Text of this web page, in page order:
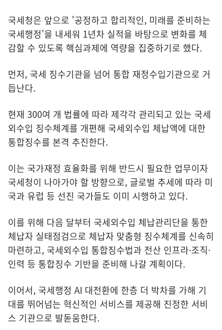
국세청은 앞으로 '공정하고 합리적인, 미래를 준비하는
국세행정'을 내세워 1년차 실적을 바탕으로 변화를 체
감할 수 있도록 핵심과제에 역량을 집중하기로 했다.
먼저, 국세 징수기관을 넘어 통합 재정수입기관으로 거
듭난다.
현재 300여 개 법률에 따라 제각각 관리되고 있는 국세
외수입 징수체계를 개편해 국세외수입 체납액에 대한
통합징수를 본격 추진한다.
이는 국가재정 효율화를 위해 반드시 필요한 업무이자
국세청이 나아가야 할 방향으로, 글로벌 추세에 따라 미
국과 유럽 등 선진 국가들도 이미 시행하고 있다.
이를 위해 다음 달부터 국세외수입 체납관리단을 통한
체납자 실태점검으로 체납자 맞춤형 징수체계를 신속히
마련하고, 국세외수입 통합징수법과 전산 인프라·조직·
인력 등 통합징수 기반을 준비해 나갈 계획이다.
이어서, 국세행정 AI 대전환에 한층 더 박차를 가해 기
대를 뛰어넘는 혁신적인 서비스를 제공해 진정한 서비
스 기관으로 발돋움한다.